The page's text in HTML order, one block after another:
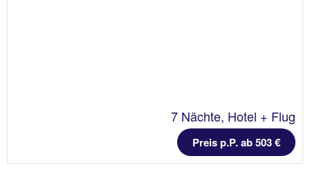
7 Nächte, Hotel + Flug
Preis p.P. ab 503 €